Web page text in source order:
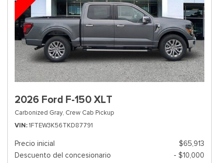
2026 Ford F-150 XLT
Carbonized Gray, Crew Cab Pickup
VIN 1FTEW3K56TKD87791
Precio inicial
$65,913
Descuento del concesionario
- $10,000